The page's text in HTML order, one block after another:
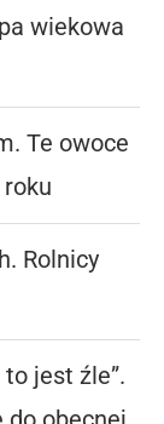
wiekowa
Te owoce
Rolnicy
jest źle”.